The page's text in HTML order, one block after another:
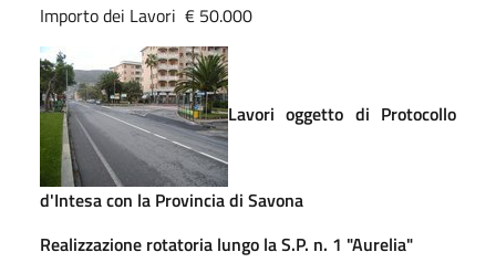
Importo dei Lavori € 50.000
Lavori oggetto di Protocollo
d'Intesa con la Provincia di Savona
Realizzazione rotatoria lungo la S.P. n. 1 "Aurelia"